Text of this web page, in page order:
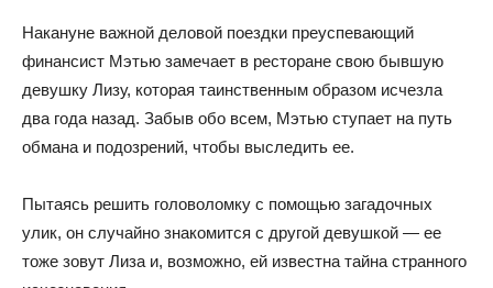
Накануне важной деловой поездки преуспевающий
финансист Мэтью замечает в ресторане свою бывшую
девушку Лизу, которая таинственным образом исчезла
два года назад. Забыв обо всем, Мэтью ступает на путь
обмана и подозрений, чтобы выследить ее.
Пытаясь решить головоломку с помощью загадочных
улик, он случайно знакомится с другой девушкой — ее
тоже зовут Лиза и, возможно, ей известна тайна странного